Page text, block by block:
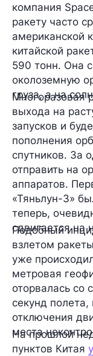
компания
ракету часто
американской
китайской
590 тонн. Она
околоземную
груза, а на
Многоразовая
выхода на
запусков и
пополнения
спутников. За
отправить на
аппаратов.
«Тяньлун-3»
теперь,
сдвигаетсяна
Подобный
взлетом
уже
метровая
оторвалась со
секунд полета,
отключения
места
На прошлой
пунктов Китая